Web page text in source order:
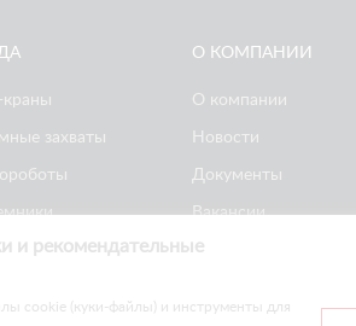
захваты
О КОМПАНИИ
О компании
Новости
Документы
Вакансии
Реквизиты
конфиденциальности
и рекомендательные
cookie (куки-файлы) и инструменты для